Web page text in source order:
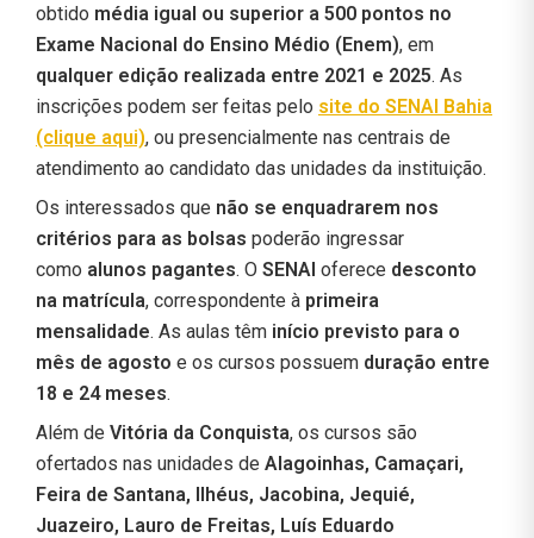
obtido média igual ou superior a 500 pontos no
Exame Nacional do Ensino Médio (Enem), em
qualquer edição realizada entre 2021 e 2025. As
inscrições podem ser feitas pelo site do SENAI Bahia
(clique aqui), ou presencialmente nas centrais de
atendimento ao candidato das unidades da instituição.
Os interessados que não se enquadrarem nos
critérios para as bolsas poderão ingressar
como alunos pagantes. O SENAI oferece desconto
na matrícula, correspondente à primeira
mensalidade. As aulas têm início previsto para o
mês de agosto e os cursos possuem duração entre
18 e 24 meses.
Além de Vitória da Conquista, os cursos são
ofertados nas unidades de Alagoinhas, Camaçari,
Feira de Santana, Ilhéus, Jacobina, Jequié,
Juazeiro, Lauro de Freitas, Luís Eduardo